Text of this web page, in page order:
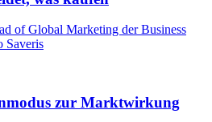
zur Marktwirkung